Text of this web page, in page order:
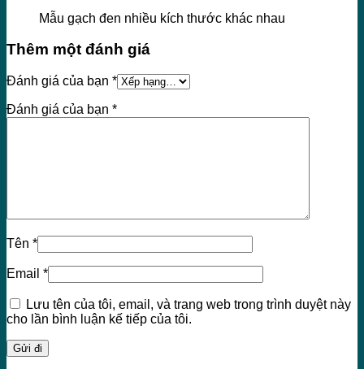
Mẫu gạch đen nhiều kích thước khác nhau
Thêm một đánh giá
Đánh giá của bạn *
Đánh giá của bạn *
Tên *
Email *
Lưu tên của tôi, email, và trang web trong trình duyệt này
cho lần bình luận kế tiếp của tôi.